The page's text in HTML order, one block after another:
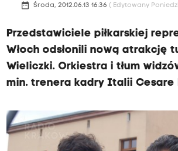
date_range Środa, 2012.06.13 16:36 ( Edytowany
Przedstawiciele piłkarskiej
Włoch odsłonili nową atrakcję
Wieliczki. Orkiestra i tłum
min. trenera kadry Italii Cesare